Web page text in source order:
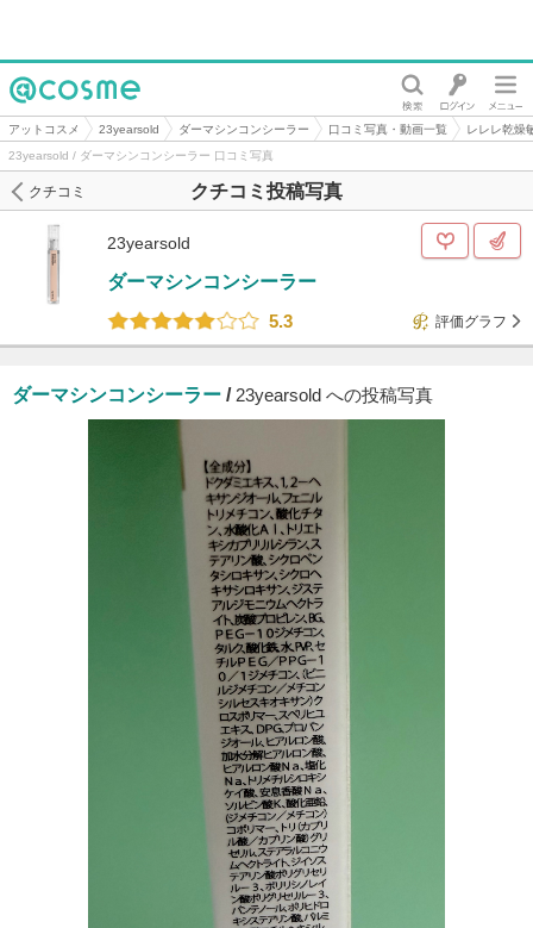
@cosme
アットコスメ 23yearsold ダーマシンコンシーラー 口コミ写真・動画一覧
レレレ乾燥
23yearsold / ダーマシンコンシーラー 口コミ写真
クチコミ投稿写真
クチコミ
23yearsold
ダーマシンコンシーラー
5.3
評価グラフ
ダーマシンコンシーラー / 23yearsold への投稿写真